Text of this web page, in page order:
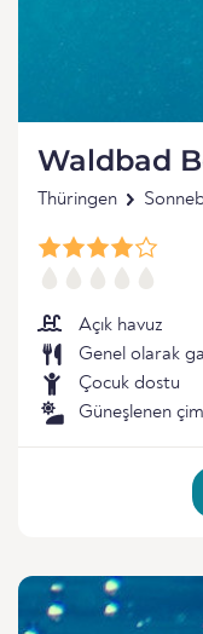
Waldbad
Thüringen
Açık havuz
Genel olarak
Çocuk dostu
Güneşlenen çim